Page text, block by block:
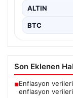
ALTIN
BTC
Son Eklenen
■Enflasyon
enflasyon verileri